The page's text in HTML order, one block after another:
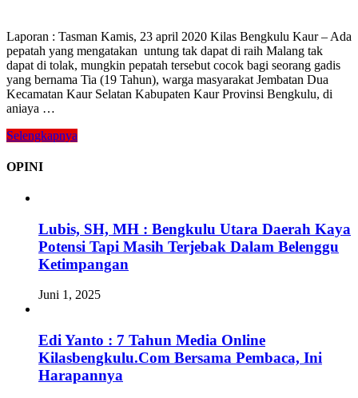
Laporan : Tasman Kamis, 23 april 2020 Kilas Bengkulu Kaur – Ada
pepatah yang mengatakan untung tak dapat di raih Malang tak
dapat di tolak, mungkin pepatah tersebut cocok bagi seorang gadis
yang bernama Tia (19 Tahun), warga masyarakat Jembatan Dua
Kecamatan Kaur Selatan Kabupaten Kaur Provinsi Bengkulu, di
aniaya …
Selengkapnya
OPINI
Lubis, SH, MH : Bengkulu Utara Daerah Kaya
Potensi Tapi Masih Terjebak Dalam Belenggu
Ketimpangan
Juni 1, 2025
Edi Yanto : 7 Tahun Media Online
Kilasbengkulu.Com Bersama Pembaca, Ini
Harapannya